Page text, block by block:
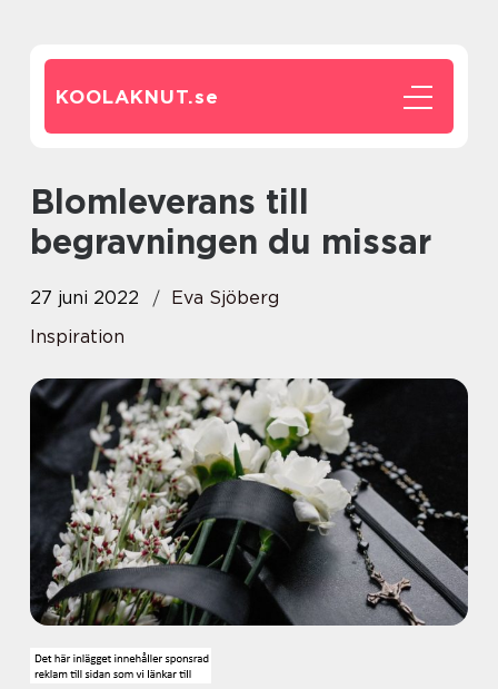
KOOLAKNUT.se
Blomleverans till
begravningen du missar
27 juni 2022
Eva Sjöberg
Inspiration